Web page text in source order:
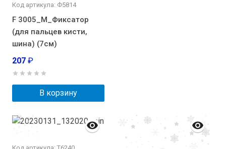
Код артикула: Ф5814
F 3005_M_Фиксатор
(для пальцев кисти,
шина) (7см)
207 ₽
В корзину